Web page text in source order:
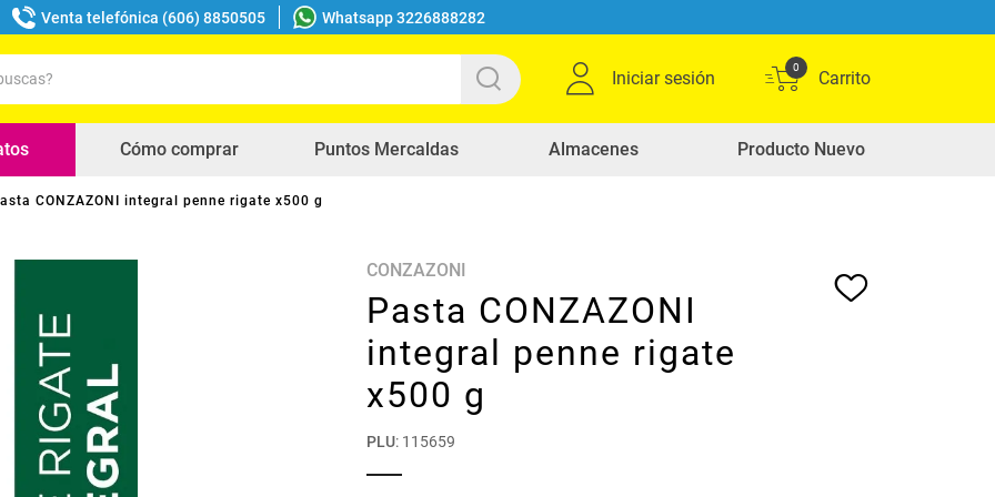
Venta telefónica (606) 8850505 Whatsapp 3226888282
Iniciar sesión
0
Cómo comprar Puntos Mercaldas Almacenes Producto Nuevo
CONZAZONI integral penne rigate x500 g
CONZAZONI
Pasta CONZAZONI
integral penne rigate
x500 g
PLU: 115659
buscados